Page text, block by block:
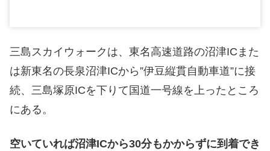
三島スカイウォークは、東名高速道路の沼津ICまた
は新東名の長泉沼津ICから”伊豆縦貫自動車道”に接
続、三島塚原ICを下りて国道一号線を上ったところ
にある。
空いていれば沼津ICから30分もかからずに到着でき